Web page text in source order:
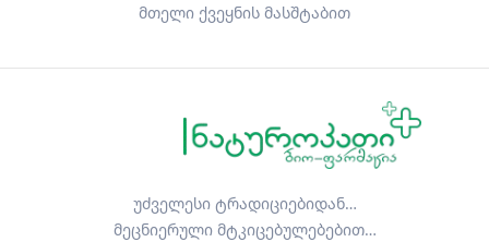
მთელი ქვეყნის მასშტაბით
უძველესი ტრადიციებიდან…
მეცნიერული მტკიცებულებებით…